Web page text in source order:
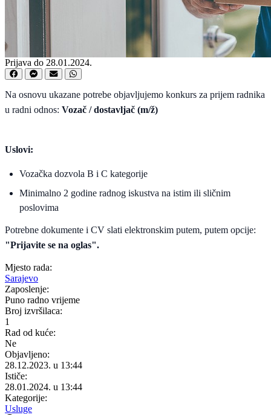
Prijava do 28.01.2024.
Na osnovu ukazane potrebe objavljujemo konkurs za prijem radnika
u radni odnos: Vozač / dostavljač (m/ž)
Uslovi:
Vozačka dozvola B i C kategorije
Minimalno 2 godine radnog iskustva na istim ili sličnim
poslovima
Potrebne dokumente i CV slati elektronskim putem, putem opcije:
"Prijavite se na oglas".
Mjesto rada:
Sarajevo
Zaposlenje:
Puno radno vrijeme
Broj izvršilaca:
1
Rad od kuće:
Ne
Objavljeno:
28.12.2023. u 13:44
Ističe:
28.01.2024. u 13:44
Kategorije:
Usluge